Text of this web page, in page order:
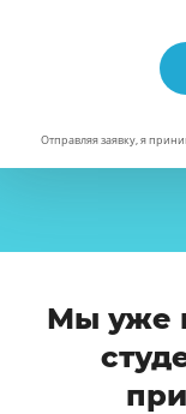
Отправляя заявку, я
Мы уже